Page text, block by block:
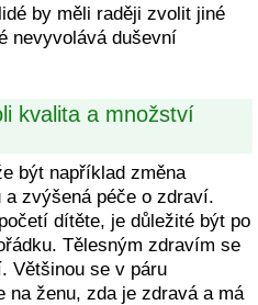
by měli raději zvolit jiné
nevyvolává duševní
kvalita a množství
být například změna
zvýšená péče o zdraví.
dítěte, je důležité být po
Tělesným zdravím se
Většinou se v páru
na ženu, zda je zdravá a má